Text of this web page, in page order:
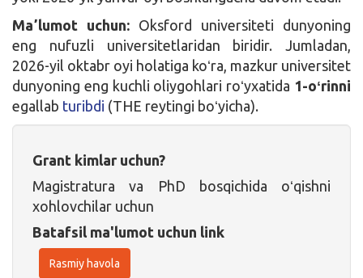
Maʼlumot uchun: Oksford universiteti dunyoning
eng nufuzli universitetlaridan biridir. Jumladan,
2026-yil oktabr oyi holatiga koʻra, mazkur universitet
dunyoning eng kuchli oliygohlari roʻyxatida 1-oʻrinni
egallab turibdi (THE reytingi boʻyicha).
Grant kimlar uchun?
Magistratura va PhD bosqichida oʻqishni
xohlovchilar uchun
Batafsil ma'lumot uchun link
Rasmiy havola